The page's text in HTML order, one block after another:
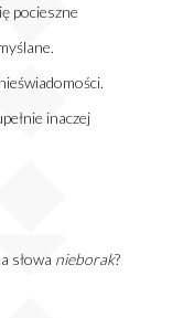
pocieszne
inaczej
słowa nieborak?